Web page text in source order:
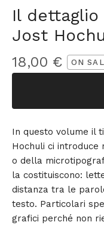
Il
Jost
18,00 € ON
In questo volume il
Hochuli ci introduce
o della
la costituiscono:
distanza tra le
testo. Particolari
grafici perché non